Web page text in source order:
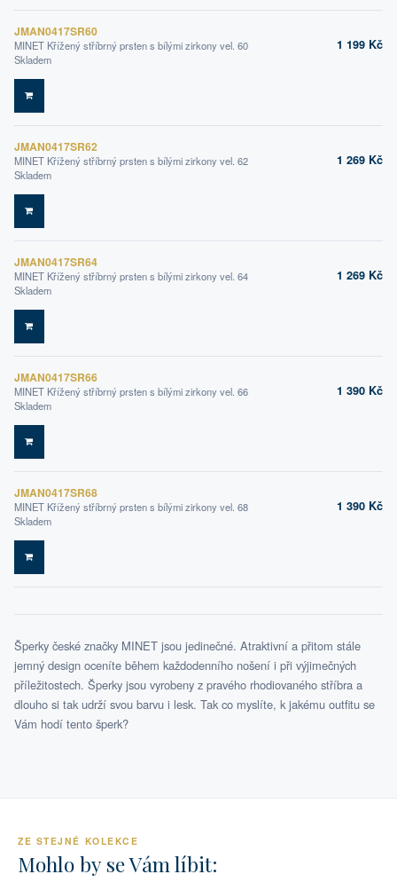
JMAN0417SR60
MINET Křížený stříbrný prsten s bílými zirkony vel. 60
Skladem
1 199 Kč
DO KOŠÍKU
JMAN0417SR62
MINET Křížený stříbrný prsten s bílými zirkony vel. 62
Skladem
1 269 Kč
DO KOŠÍKU
JMAN0417SR64
MINET Křížený stříbrný prsten s bílými zirkony vel. 64
Skladem
1 269 Kč
DO KOŠÍKU
JMAN0417SR66
MINET Křížený stříbrný prsten s bílými zirkony vel. 66
Skladem
1 390 Kč
DO KOŠÍKU
JMAN0417SR68
MINET Křížený stříbrný prsten s bílými zirkony vel. 68
Skladem
1 390 Kč
DO KOŠÍKU
Šperky české značky MINET jsou jedinečné. Atraktivní a přitom stále
jemný design oceníte během každodenního nošení i při výjimečných
příležitostech. Šperky jsou vyrobeny z pravého rhodiovaného stříbra a
dlouho si tak udrží svou barvu i lesk. Tak co myslíte, k jakému outfitu se
Vám hodí tento šperk?
ZE STEJNÉ KOLEKCE
Mohlo by se Vám líbit: